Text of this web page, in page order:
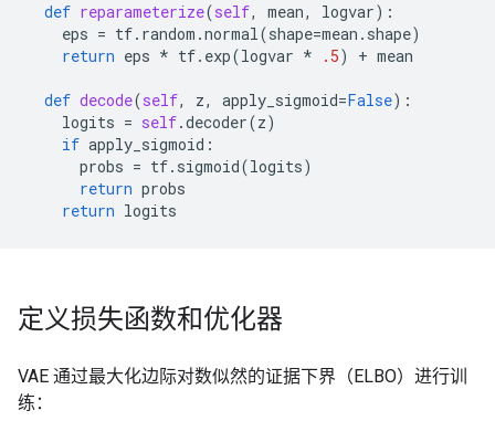
def reparameterize(self, mean, logvar):
eps = tf. random .normal(shape=mean . shape)
return eps * tf. exp(logvar * .5) + mean
def decode(self, z, apply_sigmoid=False):
logits = self.decoder(z)
if apply_sigmoid :
probs = tf. sigmoid(logits)
return probs
return logits
定义损失函数和优化器
VAE 通过最大化边际对数似然的证据下界（ELBO）进行训
练：